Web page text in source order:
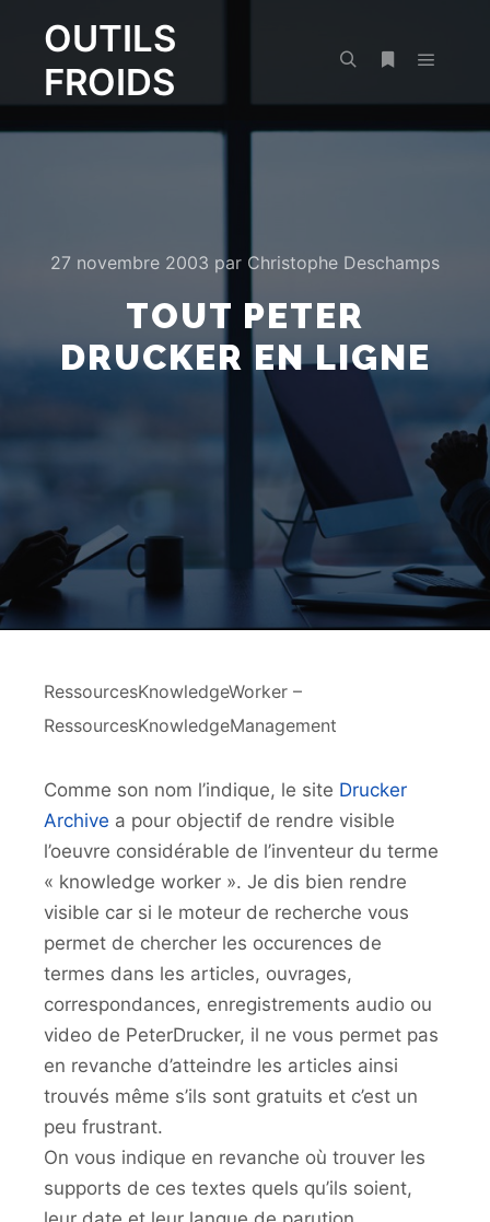
OUTILS
FROIDS
27 novembre 2003 par Christophe Deschamps
TOUT PETER
DRUCKER EN LIGNE
RessourcesKnowledgeWorker –
RessourcesKnowledgeManagement
Comme son nom l’indique, le site Drucker
Archive a pour objectif de rendre visible
l’oeuvre considérable de l’inventeur du terme
« knowledge worker ». Je dis bien rendre
visible car si le moteur de recherche vous
permet de chercher les occurences de
termes dans les articles, ouvrages,
correspondances, enregistrements audio ou
video de PeterDrucker, il ne vous permet pas
en revanche d’atteindre les articles ainsi
trouvés même s’ils sont gratuits et c’est un
peu frustrant.
On vous indique en revanche où trouver les
supports de ces textes quels qu’ils soient,